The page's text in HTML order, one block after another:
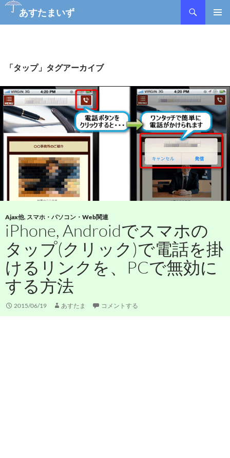
あすたまいず
検
ツ
ス
キ
ッ
プ
「タップ」タグアーカイブ
Ajax他, スマホ・パソコン・Web関連
iPhone, Androidでスマホの
タップ(クリック)で電話を掛
けるリンクを、PCで無効に
する方法
2015/06/19 あすたま コメントする